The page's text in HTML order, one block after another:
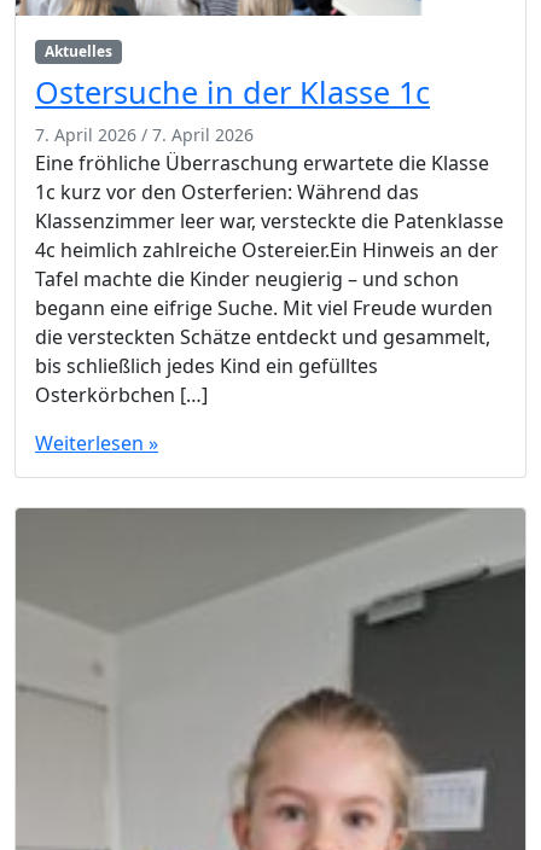
Aktuelles
Ostersuche in der Klasse 1c
7. April 2026 / 7. April 2026
Eine fröhliche Überraschung erwartete die Klasse
1c kurz vor den Osterferien: Während das
Klassenzimmer leer war, versteckte die Patenklasse
4c heimlich zahlreiche Ostereier.Ein Hinweis an der
Tafel machte die Kinder neugierig – und schon
begann eine eifrige Suche. Mit viel Freude wurden
die versteckten Schätze entdeckt und gesammelt,
bis schließlich jedes Kind ein gefülltes
Osterkörbchen […]
Weiterlesen »